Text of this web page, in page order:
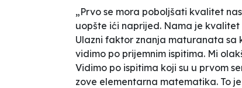
„Prvo se mora poboljšati kvalitet
uopšte ići naprijed. Nama je
Ulazni faktor znanja maturanata sa
vidimo po prijemnim ispitima. Mi
Vidimo po ispitima koji su u prvom
zove elementarna matematika. To